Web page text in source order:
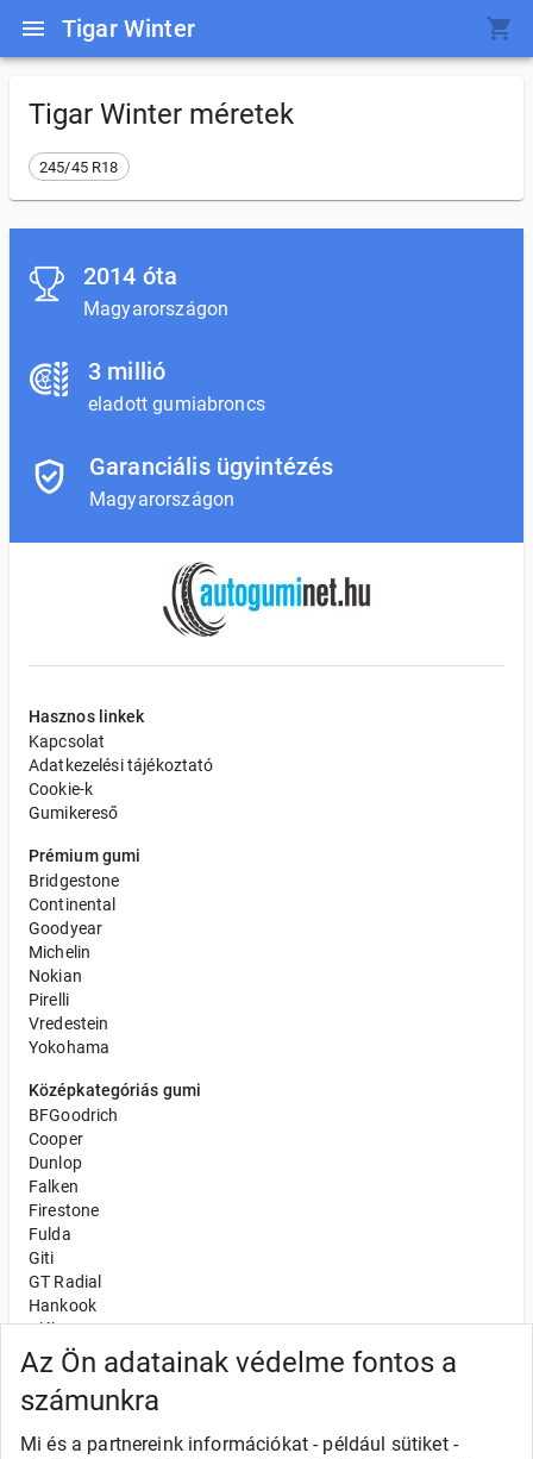
Tigar Winter
Tigar Winter méretek
245/45 R18
Az Ön adatainak védelme fontos a
számunkra
Mi és a partnereink információkat - például sütiket -
2014 óta
Magyarországon
3 millió
eladott gumiabroncs
Garanciális ügyintézés
Magyarországon
Hasznos linkek
Kapcsolat
Adatkezelési tájékoztató
Cookie-k
Gumikereső
Prémium gumi
Bridgestone
Continental
Goodyear
Michelin
Nokian
Pirelli
Vredestein
Yokohama
Középkategóriás gumi
BFGoodrich
Cooper
Dunlop
Falken
Firestone
Fulda
Giti
GT Radial
Hankook
Kléber
Kumho
Nexen
Semperit
Uniroyal